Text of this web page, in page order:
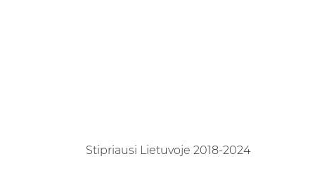
Stipriausi Lietuvoje 2018-2024